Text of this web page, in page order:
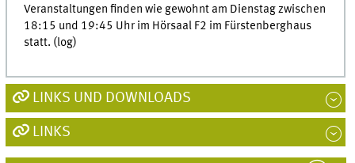
Veranstaltungen finden wie gewohnt am Dienstag zwischen
18:15 und 19:45 Uhr im Hörsaal F2 im Fürstenberghaus
statt. (log)
LINKS UND DOWNLOADS
LINKS